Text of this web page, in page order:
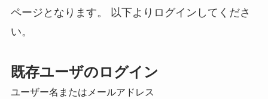
ページとなります。 以下よりログインしてくださ
い。
既存ユーザのログイン
ユーザー名またはメールアドレス